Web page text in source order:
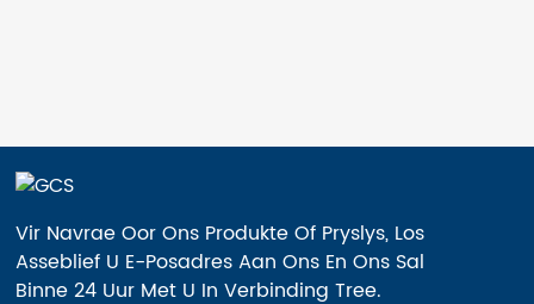
Vir Navrae Oor Ons Produkte Of Pryslys, Los
Asseblief U E-Posadres Aan Ons En Ons Sal
Binne 24 Uur Met U In Verbinding Tree.